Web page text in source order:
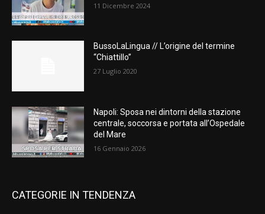
11 Dicembre 2024
BussoLaLingua // L’origine del termine
“Chiattillo”
27 Luglio 2020
Napoli: Sposa nei dintorni della stazione
centrale, soccorsa e portata all’Ospedale
del Mare
16 Gennaio 2026
CATEGORIE IN TENDENZA